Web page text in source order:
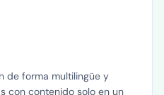
de forma multilingüe y
con contenido solo en un